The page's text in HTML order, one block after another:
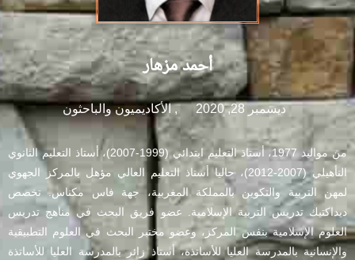
أحمد مزهار
ديسمبر 28, 2020 , الأكاديميون والباحثون
من مواليد 1977، أستاذ التعليم ابتدائي (1999-2007)، أستاذ التعليم الثانوي
التأهيلي (2007-2012)، حاليا أستاذ التعليم العالي مؤهل بالمركز الجهوي
لمهن التربية والتكوين بالمملكة المغربية، جهة فاس مكناس. تخصص
ديداكتيك تدريس التربية الإسلامية. عضو فريق البحث في مناهج تدريس
العلوم الإسلامية بنفس المركز، وعضو مختبر البحث في العلوم التطبيقية
والإنسانية بالمدرسة العليا للأساتذة، أستاذ زائر بالمدرسة العليا للأساتذة